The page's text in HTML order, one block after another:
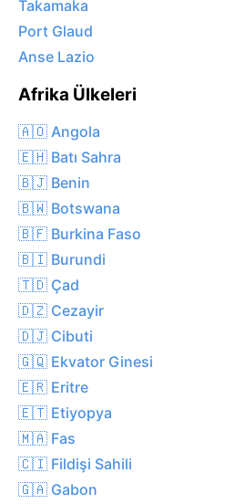
Takamaka
Port Glaud
Anse Lazio
Afrika Ülkeleri
🇦🇴 Angola
🇪🇭 Batı Sahra
🇧🇯 Benin
🇧🇼 Botswana
🇧🇫 Burkina Faso
🇧🇮 Burundi
🇹🇩 Çad
🇩🇿 Cezayir
🇩🇯 Cibuti
🇬🇶 Ekvator Ginesi
🇪🇷 Eritre
🇪🇹 Etiyopya
🇲🇦 Fas
🇨🇮 Fildişi Sahili
🇬🇦 Gabon